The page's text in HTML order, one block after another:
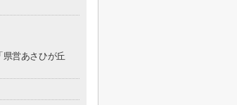
県営あさひが丘